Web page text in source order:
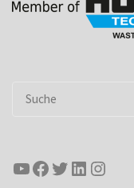
Suchen
YouTube
Facebook
Twitter
LinkedIn